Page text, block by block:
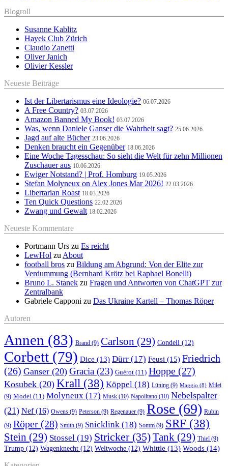
Blogroll
Susanne Kablitz
Hayek Club Zürich
Claudio Zanetti
Oliver Janich
Olivier Kessler
Neueste Beiträge
Ist der Libertarismus eine Ideologie? 06.07.2026
A Free Country? 03.07.2026
Amazon Banned My Book! 03.07.2026
Was, wenn Daniele Ganser die Wahrheit sagt? 25.06.2026
Jagd auf alte Bücher 23.06.2026
Denken braucht ein Gegenüber 18.06.2026
Eine Woche Tagesschau: So sieht die Welt für zehn Millionen
Zuschauer aus 10.06.2026
Ewiger Notstand? | Prof. Homburg 19.05.2026
Stefan Molyneux on Alex Jones Mar 2026! 22.03.2026
Libertarian Roast 18.03.2026
Ten Quick Questions 22.02.2026
Zwang und Gewalt 18.02.2026
Neueste Kommentare
Portmann Urs zu Es reicht
LewHol zu About
football bros zu Bildung am Abgrund: Von der Elite zur
Verdummung (Bernhard Krötz bei Raphael Bonelli)
Bruno L. Stanek zu Fragen und Antworten von ChatGPT zur
Zentralbank
Gabriele Capponi zu Das Ukraine Kartell – Thomas Röper
Autoren
Annen (83) Brand (9) Carlson (29) Condell (12)
Corbett (79) Dice (13) Dürr (17) Feusi (15) Friedrich
(26) Ganser (20) Gracia (23) Guérot (11) Hoppe (27)
Kosubek (20) Krall (38) Köppel (18) Lüning (9) Maggio (8) Milei
(9) Model (11) Molyneux (17) Musk (10) Napolitano (10) Nebelspalter
(21) Nef(16) Owens (9) Peterson (9) Regenauer (9) Rose (69) Rubin
(9) Röper (28) Smith (9) Snicklink (18) Somm (9) SRF (38)
Stein (29) Stossel (19) Stricker(35)Tank (29) Thiel (9)
Trump (12) Wagenknecht (12) Weltwoche (12) Whittle (13) Woods (14)